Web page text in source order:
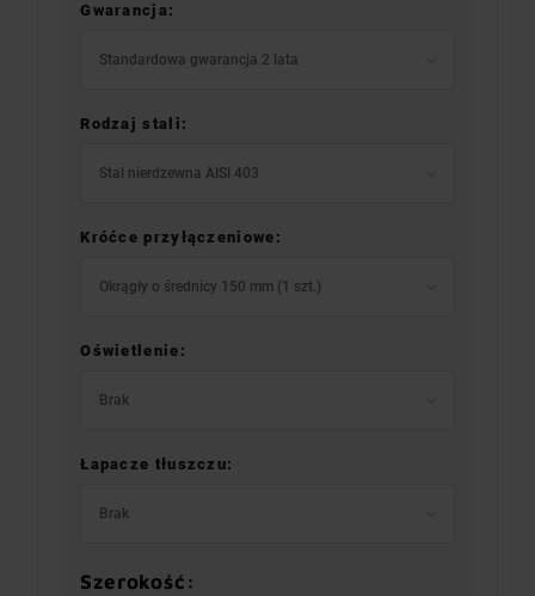
Gwarancja:
Standardowa gwarancja 2 lata
Rodzaj stali:
Stal nierdzewna AISI 403
Króćce przyłączeniowe:
Okrągły o średnicy 150 mm (1 szt.)
Oświetlenie:
Brak
Łapacze tłuszczu:
Brak
Szerokość: